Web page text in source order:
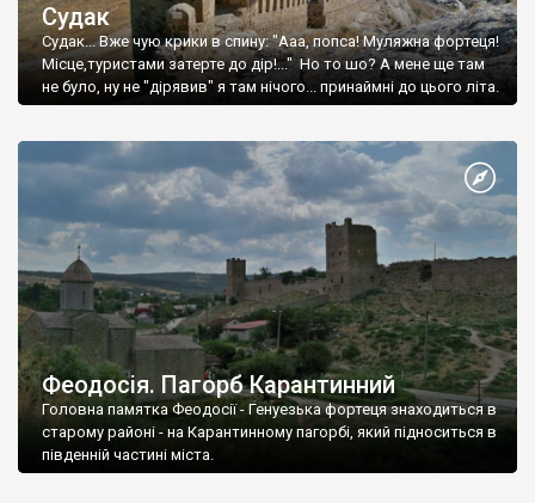
Судак
Судак... Вже чую крики в спину: "Ааа, попса! Муляжна фортеця!
Місце,туристами затерте до дір!..." Но то шо? А мене ще там
не було, ну не "дірявив" я там нічого... принаймні до цього літа.
Феодосія. Пагорб Карантинний
Головна памятка Феодосії - Генуезька фортеця знаходиться в
старому районі - на Карантинному пагорбі, який підноситься в
південній частині міста.